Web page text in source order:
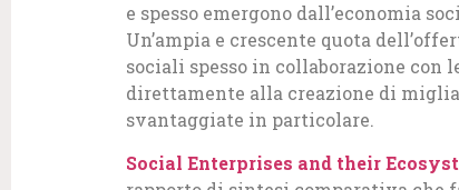
e spesso emergono dall’economia
Un’ampia e crescente quota
sociali spesso in collaborazione
direttamente alla creazione di
svantaggiate in particolare.
Social Enterprises and their